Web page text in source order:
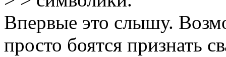
Впервые это слышу.
просто боятся признать